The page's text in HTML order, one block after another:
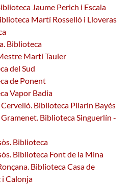
Jaume Perich i Escala
Martí Rosselló i Lloveras
Biblioteca
Martí Tauler
del Sud
de Ponent
Vapor Badia
Biblioteca Pilarin Bayés
Biblioteca Singuerlín -
Biblioteca
Biblioteca Font de la Mina
Biblioteca Casa de
i Calonja